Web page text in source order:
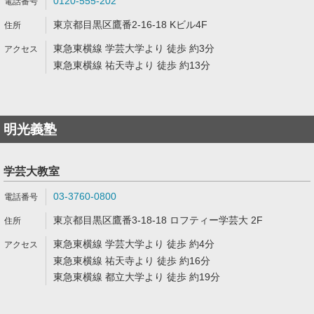
東京都目黒区鷹番2-16-18 Kビル4F
東急東横線 学芸大学より 徒歩 約3分
東急東横線 祐天寺より 徒歩 約13分
明光義塾
学芸大教室
03-3760-0800
東京都目黒区鷹番3-18-18 ロフティー学芸大 2F
東急東横線 学芸大学より 徒歩 約4分
東急東横線 祐天寺より 徒歩 約16分
東急東横線 都立大学より 徒歩 約19分